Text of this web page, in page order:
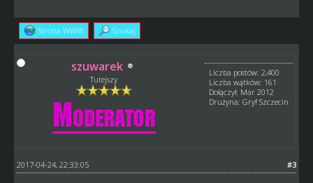
Strona WWW Szukaj
szuwarek
Tutejszy
Liczba postów: 2,400
Liczba wątków: 161
Dołączył: Mar 2012
Drużyna: Gryf Szczecin
#3
2017-04-24, 22:33:05